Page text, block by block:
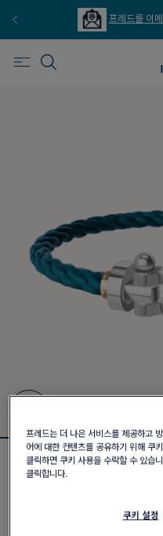
프레드를 이
포스텐 브레이슬릿
프레드는 더 나은 서비스를 제공하고
어에 대한 컨텐츠를 공유하기 위해 쿠
클릭하면 쿠키 사용을 수락할 수 있습
클릭합니다.
쿠키 설정